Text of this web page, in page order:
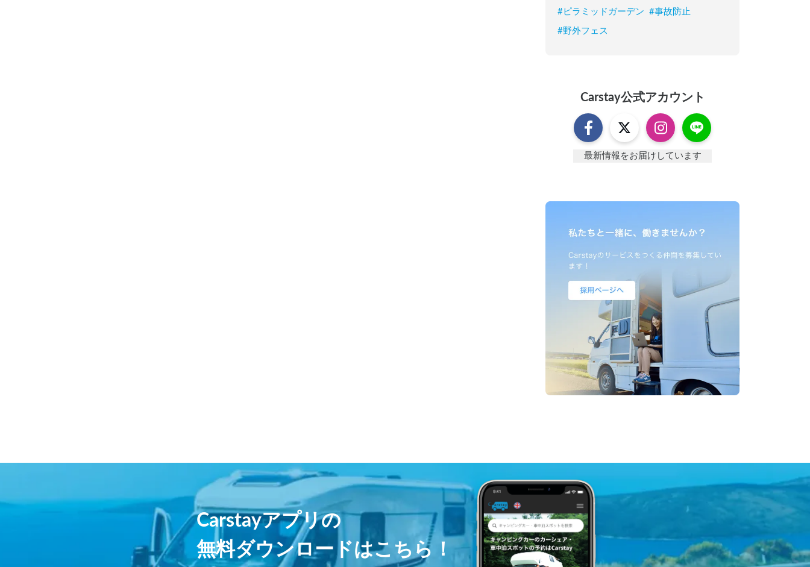
#ピラミッドガーデン #事故防止
#野外フェス
Carstay公式アカウント
最新情報をお届けしています
Carstayアプリの
無料ダウンロードはこちら！